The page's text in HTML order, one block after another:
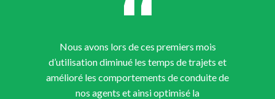
Nous avons lors de ces premiers mois
d’utilisation diminué les temps de trajets et
amélioré les comportements de conduite de
nos agents et ainsi optimisé la